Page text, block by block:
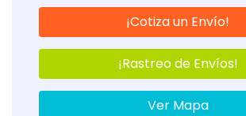
¡Cotiza un Envío!
¡Rastreo de Envíos!
Ver Mapa